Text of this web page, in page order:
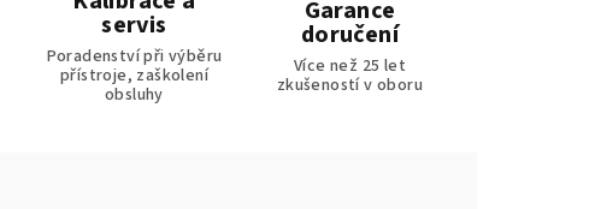
servis
Poradenství při výběru
přístroje, zaškolení
obsluhy
Garance
doručení
Více než 25 let
zkušeností v oboru